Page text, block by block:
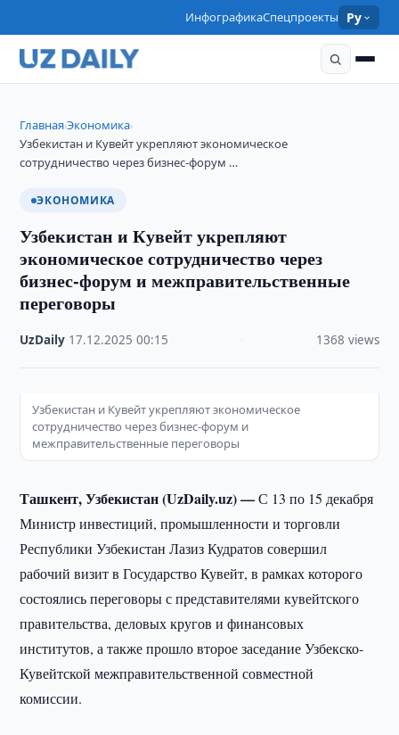
ИнфографикаСпецпроекты Ру
Главная›Экономика›
Узбекистан и Кувейт укрепляют экономическое
сотрудничество через бизнес-форум …
ЭКОНОМИКА
Узбекистан и Кувейт укрепляют
экономическое сотрудничество через
бизнес-форум и межправительственные
переговоры
UzDaily 17.12.2025 ·00:15 1368 views
Узбекистан и Кувейт укрепляют экономическое
сотрудничество через бизнес-форум и
межправительственные переговоры
Ташкент, Узбекистан (UzDaily.uz) —С 13 по 15 декабря
Министр инвестиций, промышленности и торговли
Республики Узбекистан Лазиз Кудратов совершил
рабочий визит в Государство Кувейт, в рамках которого
состоялись переговоры с представителями кувейтского
правительства, деловых кругов и финансовых
институтов, а также прошло второе заседание Узбекско-
Кувейтской межправительственной совместной
комиссии.